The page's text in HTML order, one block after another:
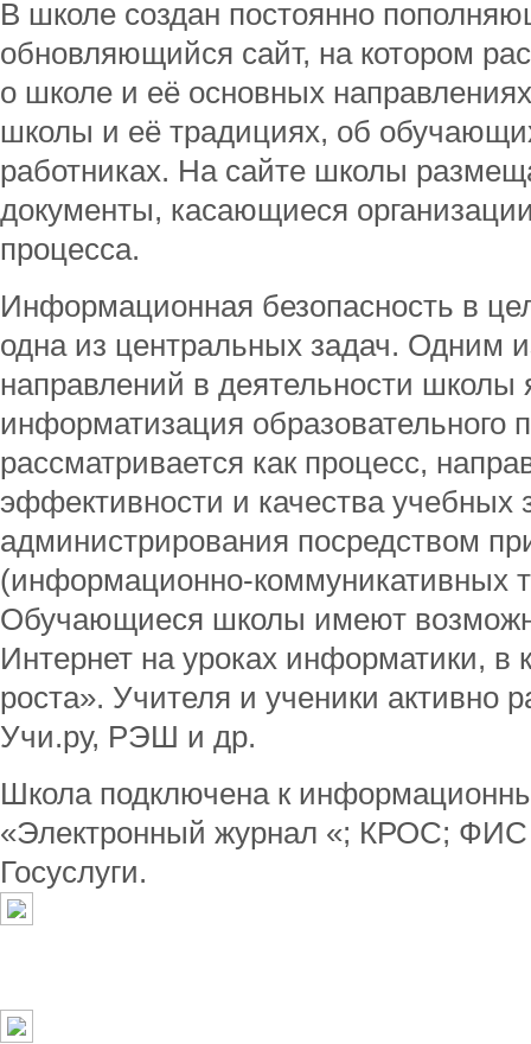
В школе создан постоянно
обновляющийся сайт, на котором
о школе и её основных
школы и её традициях, об
работниках. На сайте школы
документы, касающиеся
процесса.
Информационная безопасность в
одна из центральных задач. Одним
направлений в деятельности школы
информатизация образовательного
рассматривается как процесс,
эффективности и качества учебных
администрирования посредством
(информационно-коммуникативных
Обучающиеся школы имеют
Интернет на уроках информатики, в
роста». Учителя и ученики активно
Учи.ру, РЭШ и др.
Школа подключена к
«Электронный журнал «; КРОС;
Госуслуги.